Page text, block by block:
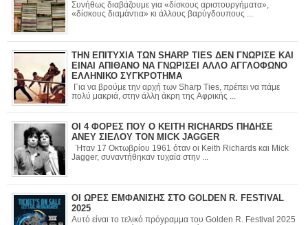
Συνήθως διαβάζουμε για «δίσκους αριστουργήματα»,
«δίσκους διαμάντια» κι άλλους βαρύγδουπους ...
ΤΗΝ ΕΠΙΤΥΧΙΑ ΤΩΝ SHARP TIES ΔΕΝ ΓΝΩΡΙΣΕ ΚΑΙ
ΕΙΝΑΙ ΑΠΙΘΑΝΟ ΝΑ ΓΝΩΡΙΣΕΙ ΑΛΛΟ ΑΓΓΛΟΦΩΝΟ
ΕΛΛΗΝΙΚΟ ΣΥΓΚΡΟΤΗΜΑ
Για να βρούμε την αρχή των Sharp Ties, πρέπει να πάμε
πολύ μακριά, στην άλλη άκρη της Αφρικής ...
ΟΙ 4 ΦΟΡΕΣ ΠΟΥ Ο KEITH RICHARDS ΠΗΔΗΣΕ
ΑΝΕΥ ΣΙΕΛΟΥ ΤΟΝ MICK JAGGER
Ήταν 17 Οκτωβρίου 1961 όταν οι Keith Richards και Mick
Jagger, συναντήθηκαν τυχαία στην ...
ΟΙ ΩΡΕΣ ΕΜΦΑΝΙΣΗΣ ΣΤΟ GOLDEN R. FESTIVAL
2025
Αυτό είναι το τελικό πρόγραμμα του Golden R. Festival 2025